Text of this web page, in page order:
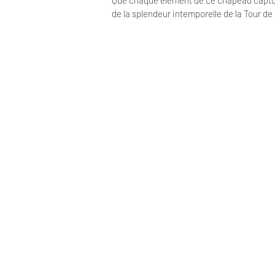
de la splendeur intemporelle de la Tour de